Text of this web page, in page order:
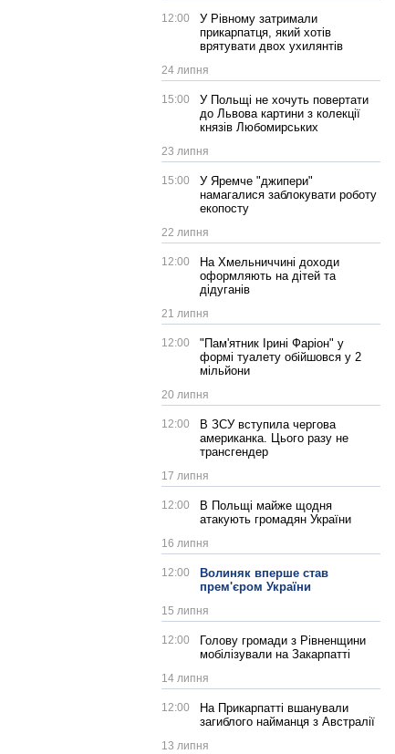
12:00
У Рівному затримали
прикарпатця, який хотів
врятувати двох ухилянтів
24 липня
15:00
У Польщі не хочуть повертати
до Львова картини з колекції
князів Любомирських
23 липня
15:00
У Яремче "джипери"
намагалися заблокувати роботу
екопосту
22 липня
12:00
На Хмельниччині доходи
оформляють на дітей та
дідуганів
21 липня
12:00
"Пам'ятник Ірині Фаріон" у
формі туалету обійшовся у 2
мільйони
20 липня
12:00
В ЗСУ вступила чергова
американка. Цього разу не
трансгендер
17 липня
12:00
В Польщі майже щодня
атакують громадян України
16 липня
12:00
Волиняк вперше став
прем'єром України
15 липня
12:00
Голову громади з Рівненщини
мобілізували на Закарпатті
14 липня
12:00
На Прикарпатті вшанували
загиблого найманця з Австралії
13 липня